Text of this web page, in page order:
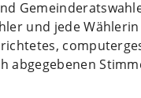
und jede
abgegebenen